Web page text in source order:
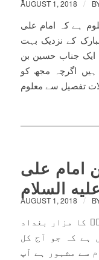
AUGUST 1, 2018 /
ہے کہ امام علی
کے نزدیک بہت
جناب حسین بن
اگرچہ مجھ کو
امام علی
السلام
AUGUST 1, 2018 /
کا مزار بغداد
ہے کہ جو آج کل
سے مشہور ہے آپ